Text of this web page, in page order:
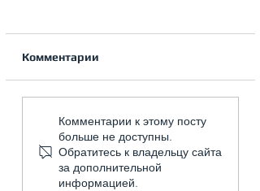
Как правильно
рассчитать и сделать
естественную
вентиляцию в гараже.
Комментарии
Комментарии к этому посту
больше не доступны.
Обратитесь к владельцу сайта
за дополнительной
информацией.